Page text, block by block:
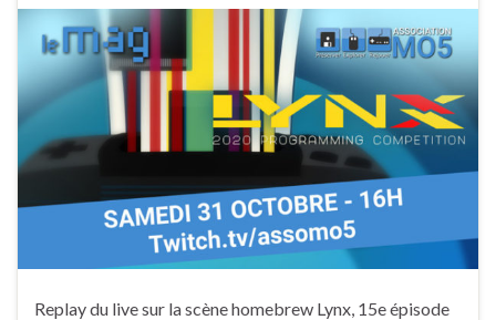
Replay du live sur la scène homebrew Lynx, 15e épisode